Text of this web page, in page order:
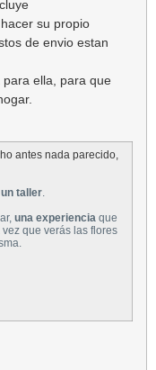
su propio
de envio estan
ella, para que
antes nada parecido,
taller
una experiencia que
que verás las flores